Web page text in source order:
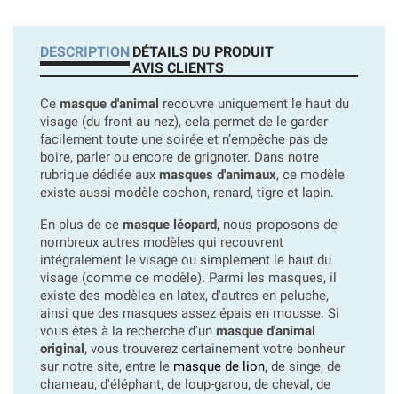
DESCRIPTION DÉTAILS DU PRODUIT
AVIS CLIENTS
Ce masque d'animal recouvre uniquement le haut du
visage (du front au nez), cela permet de le garder
facilement toute une soirée et n’empêche pas de
boire, parler ou encore de grignoter. Dans notre
rubrique dédiée aux masques d'animaux, ce modèle
existe aussi modèle cochon, renard, tigre et lapin.
En plus de ce masque léopard, nous proposons de
nombreux autres modèles qui recouvrent
intégralement le visage ou simplement le haut du
visage (comme ce modèle). Parmi les masques, il
existe des modèles en latex, d'autres en peluche,
ainsi que des masques assez épais en mousse. Si
vous êtes à la recherche d'un masque d'animal
original , vous trouverez certainement votre bonheur
sur notre site, entre le masque de lion, de singe, de
chameau, d'éléphant, de loup-garou, de cheval, de